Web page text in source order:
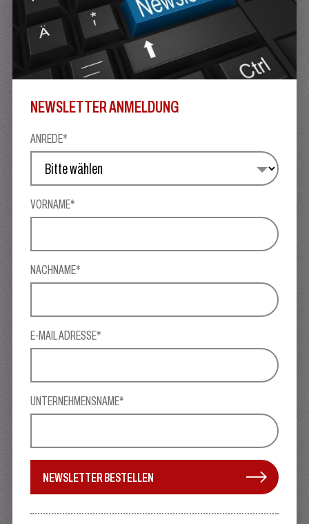
NEWSLETTER ANMELDUNG
ANREDE*
VORNAME*
NACHNAME*
E-MAIL ADRESSE*
UNTERNEHMENSNAME*
NEWSLETTER BESTELLEN